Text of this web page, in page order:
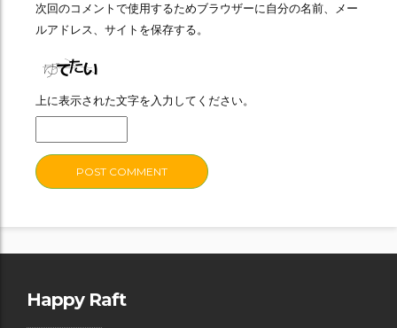
次回のコメントで使用するためブラウザーに自分の名前、メー
ルアドレス、サイトを保存する。
上に表示された文字を入力してください。
Happy Raft